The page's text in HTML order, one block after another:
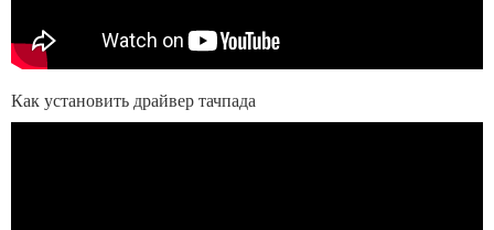
Как установить драйвер тачпада